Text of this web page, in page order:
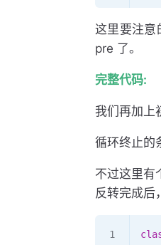
这里要注意
pre 了。
完整代码:
我们再加上
循环终止的
不过这里有
反转完成后